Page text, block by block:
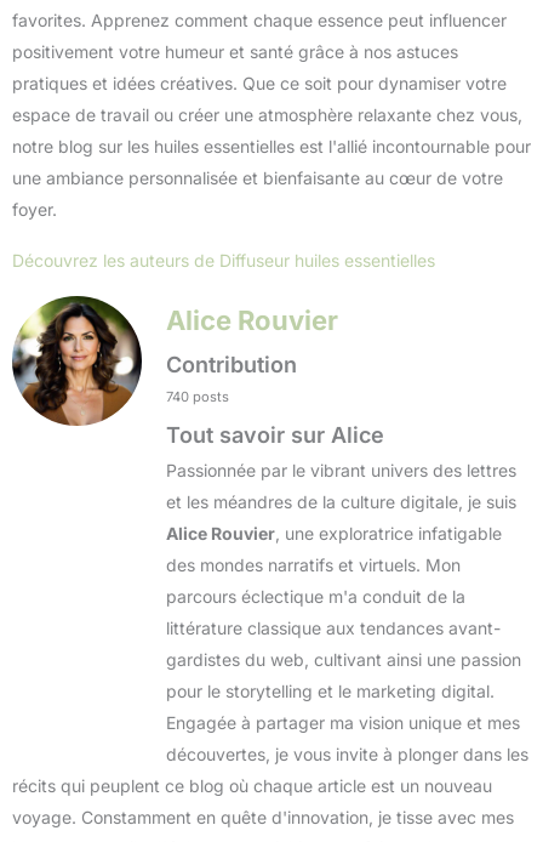
favorites. Apprenez comment chaque essence peut influencer
positivement votre humeur et santé grâce à nos astuces
pratiques et idées créatives. Que ce soit pour dynamiser votre
espace de travail ou créer une atmosphère relaxante chez vous,
notre blog sur les huiles essentielles est l'allié incontournable pour
une ambiance personnalisée et bienfaisante au cœur de votre
foyer.
Découvrez les auteurs de Diffuseur huiles essentielles
Alice Rouvier
Contribution
740 posts
Tout savoir sur Alice
Passionnée par le vibrant univers des lettres
et les méandres de la culture digitale, je suis
Alice Rouvier , une exploratrice infatigable
des mondes narratifs et virtuels. Mon
parcours éclectique m'a conduit de la
littérature classique aux tendances avant-
gardistes du web, cultivant ainsi une passion
pour le storytelling et le marketing digital.
Engagée à partager ma vision unique et mes
découvertes, je vous invite à plonger dans les
récits qui peuplent ce blog où chaque article est un nouveau
voyage. Constamment en quête d'innovation, je tisse avec mes